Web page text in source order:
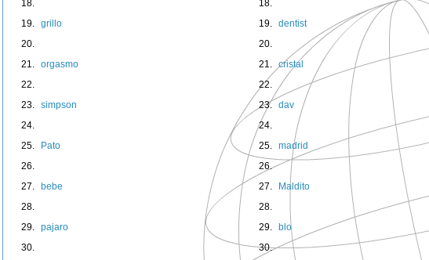
grillo
orgasmo
simpson
Pato
bebe
pajaro
dentist
cristal
dav
madrid
Maldito
blo